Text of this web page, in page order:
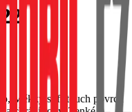
Měkký soft-touch povrch